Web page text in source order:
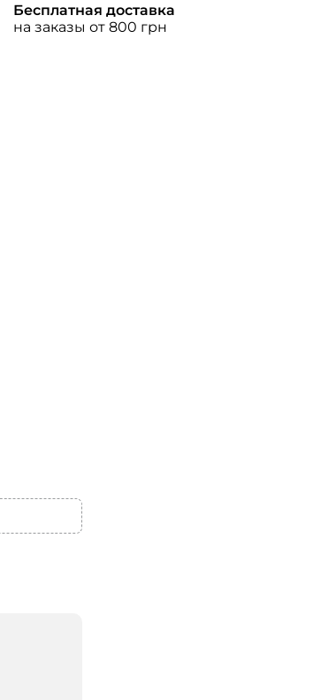
Бесплатная доставка
на заказы от 800 грн